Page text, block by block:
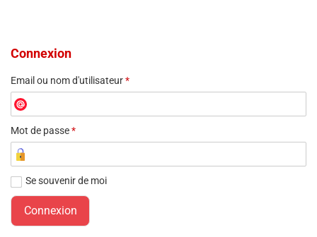
Connexion
Email ou nom d'utilisateur*
Mot de passe*
Se souvenir de moi